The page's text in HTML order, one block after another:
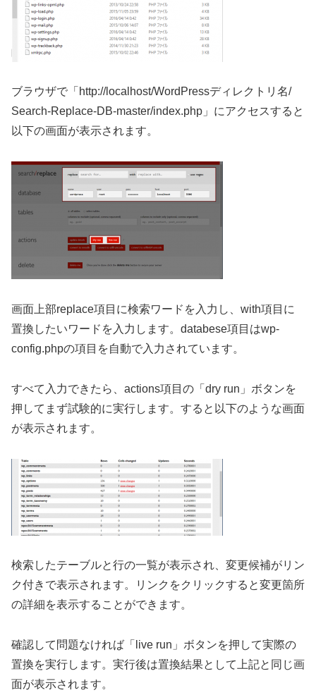
ブラウザで「http://localhost/WordPressディレクトリ名/
Search-Replace-DB-master/index.php」にアクセスすると
以下の画面が表示されます。
画面上部replace項目に検索ワードを入力し、with項目に
置換したいワードを入力します。databese項目はwp-
config.phpの項目を自動で入力されています。
すべて入力できたら、actions項目の「dry run」ボタンを
押してまず試験的に実行します。すると以下のような画面
が表示されます。
検索したテーブルと行の一覧が表示され、変更候補がリン
ク付きで表示されます。リンクをクリックすると変更箇所
の詳細を表示することができます。
確認して問題なければ「live run」ボタンを押して実際の
置換を実行します。実行後は置換結果として上記と同じ画
面が表示されます。